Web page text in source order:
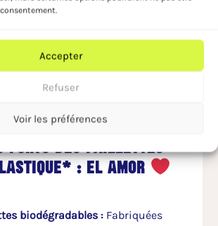
Accepter
Refuser
Voir les préférences
humeur !
forts des paillettes
: el amor
biodégradables:Fabriquées